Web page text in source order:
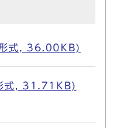
式, 36.00KB)
式, 31.71KB)